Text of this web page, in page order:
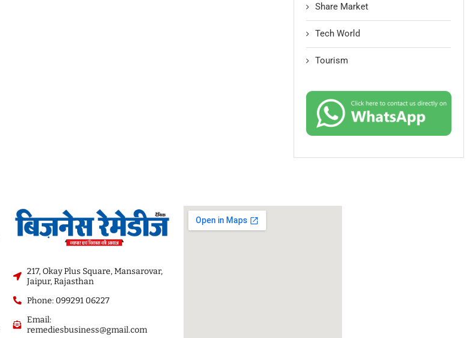
Share Market
Tech World
Tourism
217, Okay Plus Square, Mansarovar,
Jaipur, Rajasthan
Phone: 099291 06227
Email:
remediesbusiness@gmail.com